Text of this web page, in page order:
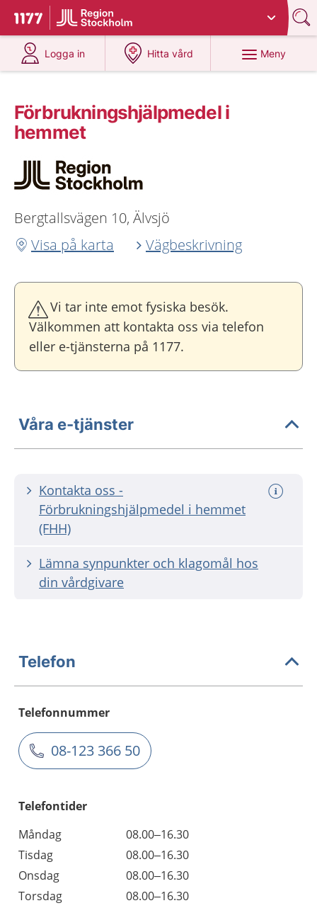
Till startsidan för 1177
Du har valt region
Logga in
på 1177.se
Hitta vård
på 1177.se
Meny
Förbrukningshjälpmedel i
hemmet
Bergtallsvägen 10, Älvsjö
Visa på karta
Vägbeskrivning
Vi tar inte emot fysiska besök.
Välkommen att kontakta oss via telefon
eller e-tjänsterna på 1177.
Våra e-tjänster
Kontakta oss -
Förbrukningshjälpmedel i hemmet
(FHH)
Lämna synpunkter och klagomål hos
din vårdgivare
Telefon
Telefonnummer
08-123 366 50
Telefontider
Måndag
08.00–16.30
Tisdag
08.00–16.30
Onsdag
08.00–16.30
Torsdag
08.00–16.30